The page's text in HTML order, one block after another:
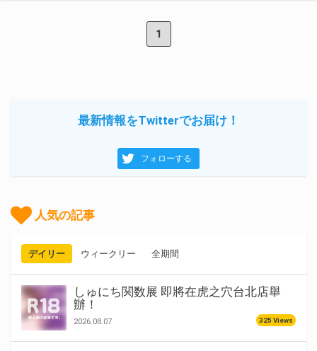
1
最新情報をTwitterでお届け！
フォローする
人気の記事
デイリー ウィークリー 全期間
しゅにち関数展 即將在虎之穴台北店舉
辦！
2026.08.07 325 Views